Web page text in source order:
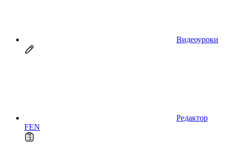
Видеоуроки
Редактор
FEN